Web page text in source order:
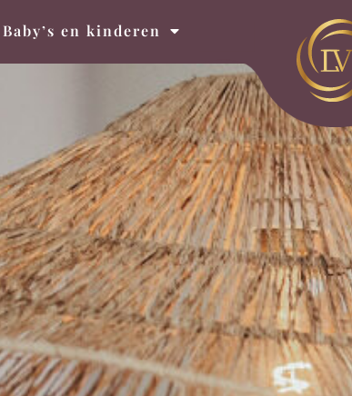
Baby’s en kinderen